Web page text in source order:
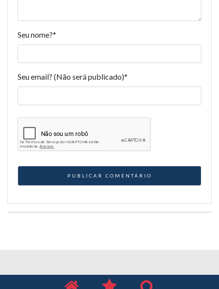
Seu nome?*
Seu email? (Não será publicado)*